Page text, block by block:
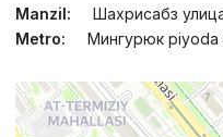
Manzil:
Шахрисабз
Metro:
Мингурюк piyoda